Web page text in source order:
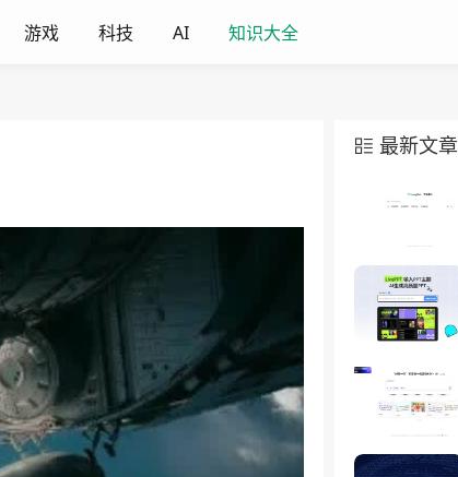
游戏 科技 AI 知识大全
最新文章